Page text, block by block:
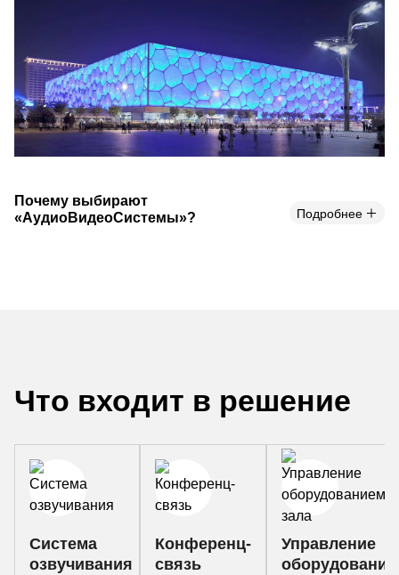
Почему выбирают
«АудиоВидеоСистемы»?
Подробнее
Что входит в решение
Система
озвучивания
Конференц-
связь
Управление